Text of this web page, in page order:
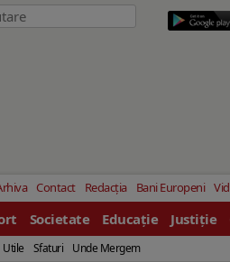
Contact Redacția Bani Europeni
Societate Educație Justiție
Utile Sfaturi Unde Mergem